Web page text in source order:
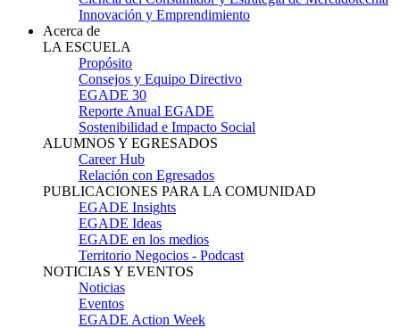
Innovación y Emprendimiento
Acerca de
LA ESCUELA
Propósito
Consejos y Equipo Directivo
EGADE 30
Reporte Anual EGADE
Sostenibilidad e Impacto Social
ALUMNOS Y EGRESADOS
Career Hub
Relación con Egresados
PUBLICACIONES PARA LA COMUNIDAD
EGADE Insights
EGADE Ideas
EGADE en los medios
Territorio Negocios - Podcast
NOTICIAS Y EVENTOS
Noticias
Eventos
EGADE Action Week